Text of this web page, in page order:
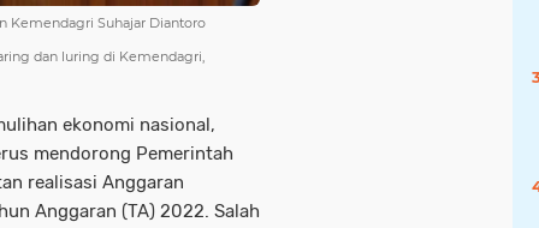
Kemendagri Suhajar Diantoro
dan luring di Kemendagri,
ekonomi nasional,
mendorong Pemerintah
realisasi Anggaran
Anggaran (TA) 2022. Salah